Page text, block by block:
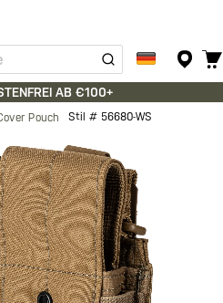
AB €100+
Pouch Stil # 56680-WS